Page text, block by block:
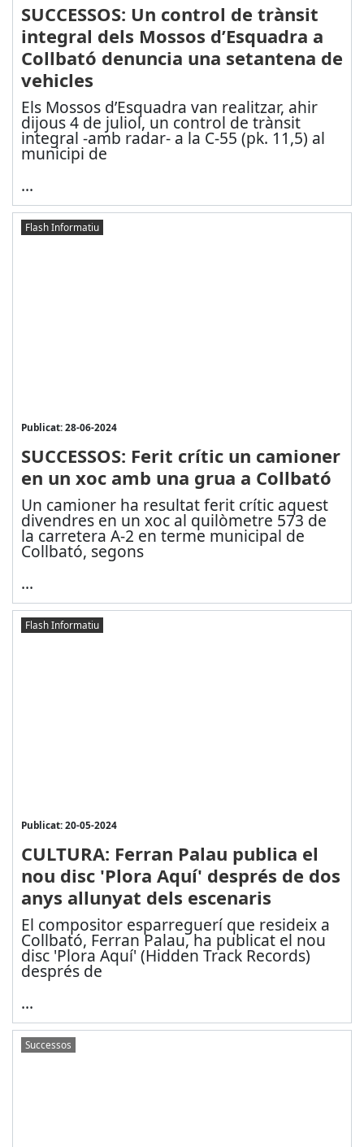
SUCCESSOS: Un control de trànsit
integral dels Mossos d’Esquadra a
Collbató denuncia una setantena de
vehicles
Els Mossos d’Esquadra van realitzar, ahir
dijous 4 de juliol, un control de trànsit
integral -amb radar- a la C-55 (pk. 11,5) al
municipi de
...
Flash Informatiu
Publicat: 28-06-2024
SUCCESSOS: Ferit crític un camioner
en un xoc amb una grua a Collbató
Un camioner ha resultat ferit crític aquest
divendres en un xoc al quilòmetre 573 de
la carretera A-2 en terme municipal de
Collbató, segons
...
Flash Informatiu
Publicat: 20-05-2024
CULTURA: Ferran Palau publica el
nou disc 'Plora Aquí' després de dos
anys allunyat dels escenaris
El compositor esparreguerí que resideix a
Collbató, Ferran Palau, ha publicat el nou
disc 'Plora Aquí' (Hidden Track Records)
després de
...
Successos